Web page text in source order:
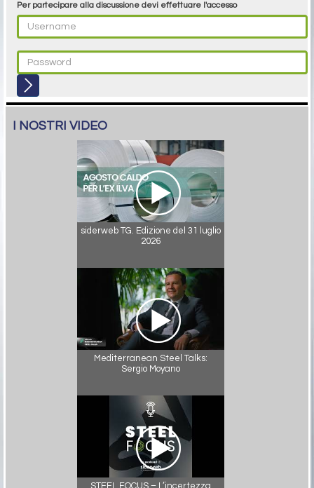
Per partecipare alla discussione devi effettuare l'accesso
I NOSTRI VIDEO
siderweb TG. Edizione del 31 luglio
2026
Mediterranean Steel Talks:
Sergio Moyano